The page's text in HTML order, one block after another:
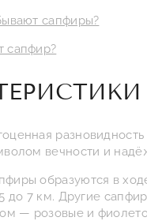
сапфиры?
сапфир?
вечности и
образуются в
до 7 км. Другие
— розовые и